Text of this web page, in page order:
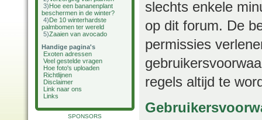
3)Hoe een bananenplant
beschermen in de winter?
4)De 10 winterhardste
palmbomen ter wereld
5)Zaaien van avocado
Handige pagina's
Exoten adressen
Veel gestelde vragen
Hoe foto's uploaden
Richtlijnen
Disclaimer
Link naar ons
Links
SPONSORS
slechts enkele
op dit forum. De
permissies
regels altijd te